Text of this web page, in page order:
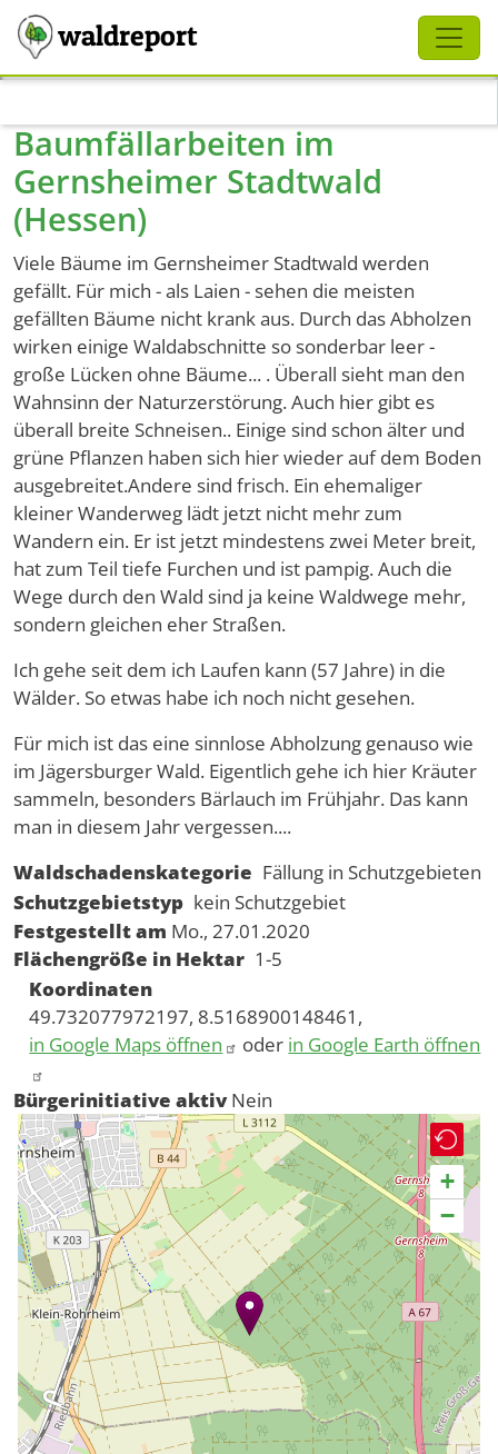
waldreport
Baumfällarbeiten im
Gernsheimer Stadtwald
(Hessen)
Viele Bäume im Gernsheimer Stadtwald werden
gefällt. Für mich - als Laien - sehen die meisten
gefällten Bäume nicht krank aus. Durch das Abholzen
wirken einige Waldabschnitte so sonderbar leer -
große Lücken ohne Bäume... . Überall sieht man den
Wahnsinn der Naturzerstörung. Auch hier gibt es
überall breite Schneisen.. Einige sind schon älter und
grüne Pflanzen haben sich hier wieder auf dem Boden
ausgebreitet.Andere sind frisch. Ein ehemaliger
kleiner Wanderweg lädt jetzt nicht mehr zum
Wandern ein. Er ist jetzt mindestens zwei Meter breit,
hat zum Teil tiefe Furchen und ist pampig. Auch die
Wege durch den Wald sind ja keine Waldwege mehr,
sondern gleichen eher Straßen.
Ich gehe seit dem ich Laufen kann (57 Jahre) in die
Wälder. So etwas habe ich noch nicht gesehen.
Für mich ist das eine sinnlose Abholzung genauso wie
im Jägersburger Wald. Eigentlich gehe ich hier Kräuter
sammeln, besonders Bärlauch im Frühjahr. Das kann
man in diesem Jahr vergessen....
Waldschadenskategorie Fällung in Schutzgebieten
Schutzgebietstyp kein Schutzgebiet
Festgestellt am Mo., 27.01.2020
Flächengröße in Hektar 1-5
Koordinaten
49.732077972197, 8.5168900148461,
in Google Maps öffnen
oder in Google Earth öffnen
Bürgerinitiative aktiv Nein
+
−
Schliessen